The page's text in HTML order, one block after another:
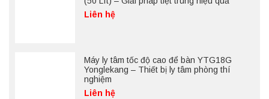
Liên hệ
Máy ly tâm tốc độ cao để bàn YTG18G
Yonglekang – Thiết bị ly tâm phòng thí
nghiệm
Liên hệ